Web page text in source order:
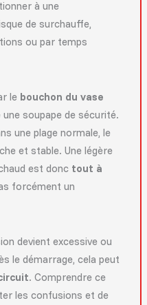
à une
de surchauffe,
ou par temps
le bouchon du vase
soupape de sécurité.
une plage normale, le
et stable. Une légère
est donc tout à
forcément un
devient excessive ou
le démarrage, cela peut
. Comprendre ce
les confusions et de